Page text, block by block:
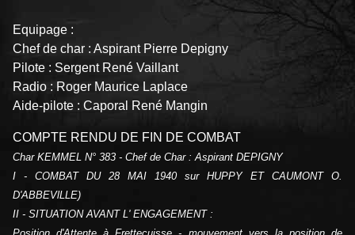
Equipage :
Chef de char : Aspirant Pierre Depigny
Pilote : Sergent René Vaillant
Radio : Roger Maurice Laplace
Aide-pilote : Caporal René Mangin
COMPTE RENDU DE FIN DE COMBAT
Char KEMMEL N° 383 - Chef de Char : Aspirant DEPIGNY
I - COMBAT DU 28 MAI 1940 sur HUPPY ET CAUMONT O.
D'ABBEVlLLE)
II - SITUATION AVANT L' ENGAGEMENT :